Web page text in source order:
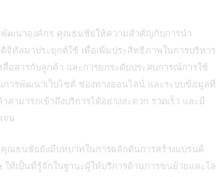
พัฒนาองค์กร คุณธนชัยให้ความสำคัญกับการนำ
จิทัลมาประยุกต์ใช้ เพื่อเพิ่มประสิทธิภาพในการบริหาร
สื่อสารกับลูกค้า และการยกระดับประสบการณ์การใช้
การพัฒนาเว็บไซต์ ช่องทางออนไลน์ และระบบข้อมูลที่
สามารถเข้าถึงบริการได้อย่างสะดวก รวดเร็ว และมี
จน
ณธนชัยยังมีบทบาทในการผลักดันการสร้างแบรนด์
ให้เป็นที่รู้จักในฐานะผู้ให้บริการด้านการขนย้ายและโล